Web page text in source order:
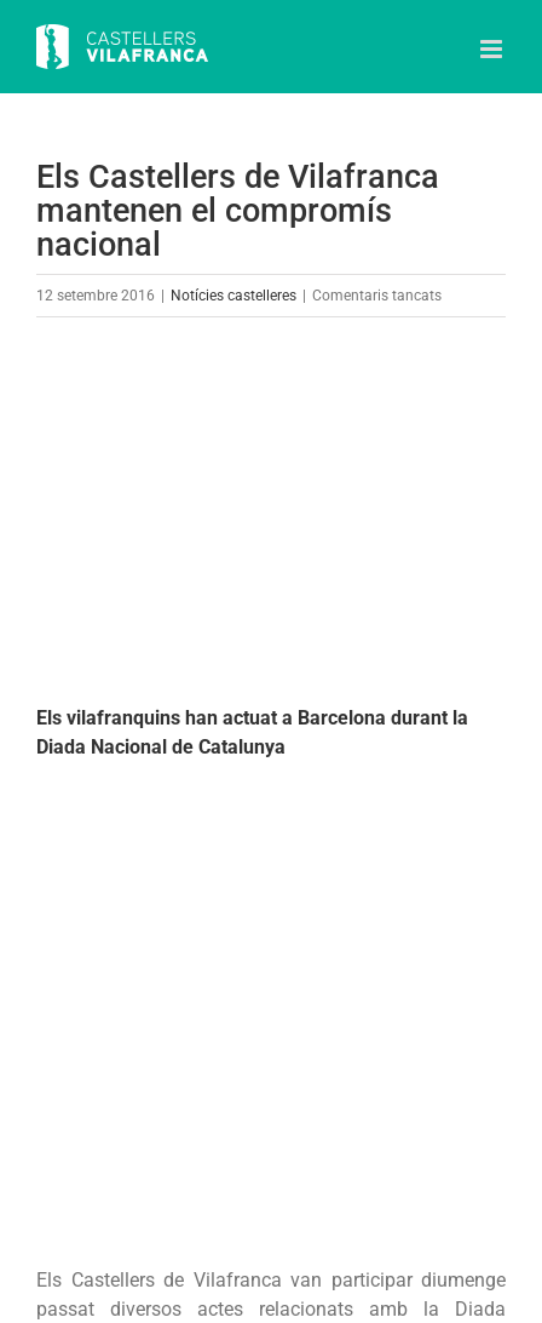
content
Els Castellers de Vilafranca
mantenen el compromís
nacional
12 setembre 2016 Notícies castelleres Comentaris tancatsa
Els vilafranquins han actuat a Barcelona durant la
Diada Nacional de Catalunya
Els Castellers de Vilafranca van participar diumenge
passat diversos actes relacionats amb la Diada